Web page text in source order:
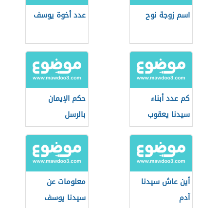
اسم زوجة نوح عدد أخوة يوسف
كم عدد أبناء
سيدنا يعقوب
حكم الإيمان
بالرسل
أين عاش سيدنا
آدم
معلومات عن
سيدنا يوسف